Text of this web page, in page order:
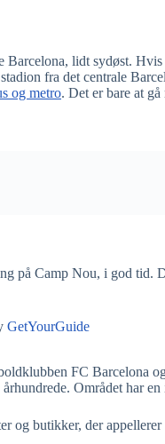
lidt sydøst.
fra det centrale
og metro. Det er bare at
på Camp Nou, i god
GetYourGuide
FC Barcelona
Området har
og butikker, der